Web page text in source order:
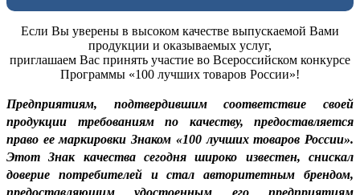
Если Вы уверены в высоком качестве выпускаемой Вами
продукции и оказываемых услуг,
приглашаем Вас принять участие во Всероссийском конкурсе
Программы «100 лучших товаров России»!
Предприятиям, подтвердившим соответствие своей
продукции требованиям по качеству, предоставляется
право ее маркировки Знаком «100 лучших товаров России».
Этот Знак качества сегодня широко известен, снискал
доверие потребителей и стал авторитетным брендом,
предоставляющим удостоенным его предприятиям